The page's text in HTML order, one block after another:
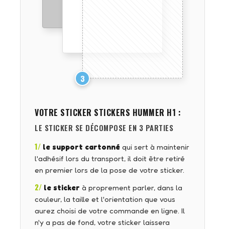
3
VOTRE STICKER STICKERS HUMMER H1 :
LE STICKER SE DÉCOMPOSE EN 3 PARTIES
1/ le support cartonné qui sert à maintenir
l'adhésif lors du transport, il doit être retiré
en premier lors de la pose de votre sticker.
2/ le sticker à proprement parler, dans la
couleur, la taille et l'orientation que vous
aurez choisi de votre commande en ligne. Il
n'y a pas de fond, votre sticker laissera